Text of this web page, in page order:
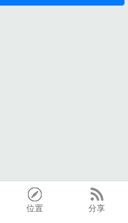
位置 分享